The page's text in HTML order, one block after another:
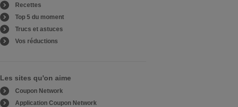
Recettes
Top 5 du moment
Trucs et astuces
Vos réductions
Les sites qu'on aime
Coupon Network
Application Coupon Network